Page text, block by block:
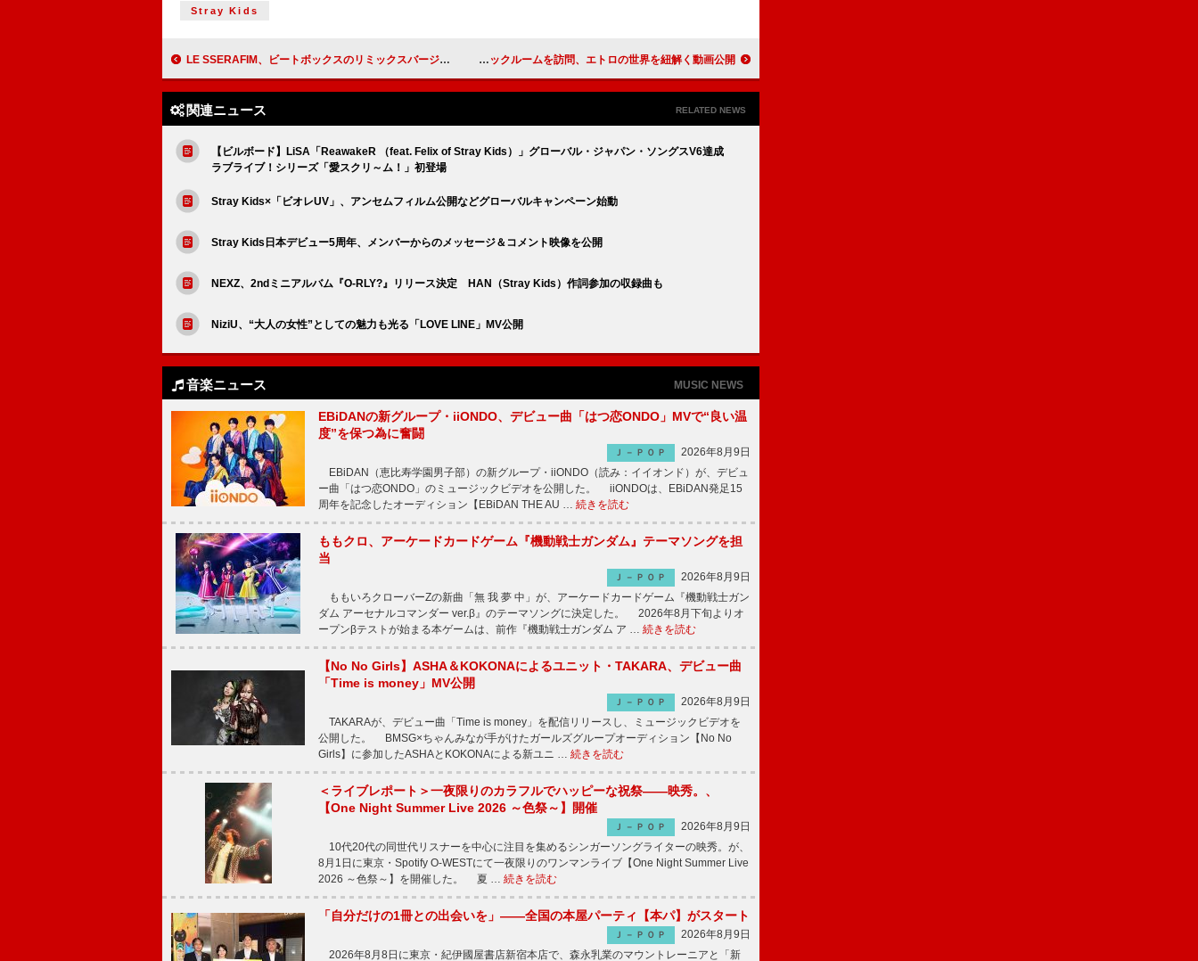
Stray Kids
LE SSERAFIM、ビートボックスのリミックスバージョンで「EASY」「CRAZY」「HOT」を歌唱 高橋海人（King & Prince）がファブリックルームを訪問、エトロの世界を紐解く動画公開
関連ニュース RELATED NEWS
【ビルボード】LiSA「ReawakeR （feat. Felix of Stray Kids）」グローバル・ジャパン・ソングスV6達成
ラブライブ！シリーズ「愛スクリ～ム！」初登場
Stray Kids×「ビオレUV」、アンセムフィルム公開などグローバルキャンペーン始動
Stray Kids日本デビュー5周年、メンバーからのメッセージ＆コメント映像を公開
NEXZ、2ndミニアルバム『O-RLY?』リリース決定 HAN（Stray Kids）作詞参加の収録曲も
NiziU、“大人の女性”としての魅力も光る「LOVE LINE」MV公開
音楽ニュース MUSIC NEWS
EBiDANの新グループ・iiONDO、デビュー曲「はつ恋ONDO」MVで“良い温
度”を保つ為に奮闘
Ｊ－ＰＯＰ
2026年8月9日
EBiDAN（恵比寿学園男子部）の新グループ・iiONDO（読み：イイオンド）が、デビュ
ー曲「はつ恋ONDO」のミュージックビデオを公開した。 iiONDOは、EBiDAN発足15
周年を記念したオーディション【EBiDAN THE AU … 続きを読む
ももクロ、アーケードカードゲーム『機動戦士ガンダム』テーマソングを担
当
Ｊ－ＰＯＰ
2026年8月9日
ももいろクローバーZの新曲「無 我 夢 中」が、アーケードカードゲーム『機動戦士ガン
ダム アーセナルコマンダー ver.β』のテーマソングに決定した。 2026年8月下旬よりオ
ープンβテストが始まる本ゲームは、前作『機動戦士ガンダム ア … 続きを読む
【No No Girls】ASHA＆KOKONAによるユニット・TAKARA、デビュー曲
「Time is money」MV公開
Ｊ－ＰＯＰ
2026年8月9日
TAKARAが、デビュー曲「Time is money」を配信リリースし、ミュージックビデオを
公開した。 BMSG×ちゃんみなが手がけたガールズグループオーディション【No No
Girls】に参加したASHAとKOKONAによる新ユニ … 続きを読む
＜ライブレポート＞一夜限りのカラフルでハッピーな祝祭――映秀。、
【One Night Summer Live 2026 ～色祭～】開催
Ｊ－ＰＯＰ
2026年8月9日
10代20代の同世代リスナーを中心に注目を集めるシンガーソングライターの映秀。が、
8月1日に東京・Spotify O-WESTにて一夜限りのワンマンライブ【One Night Summer Live
2026 ～色祭～】を開催した。 夏 … 続きを読む
「自分だけの1冊との出会いを」――全国の本屋パーティ【本パ】がスタート
Ｊ－ＰＯＰ
2026年8月9日
2026年8月8日に東京・紀伊國屋書店新宿本店で、森永乳業のマウントレーニアと「新